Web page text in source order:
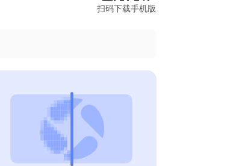
扫码下载手机版